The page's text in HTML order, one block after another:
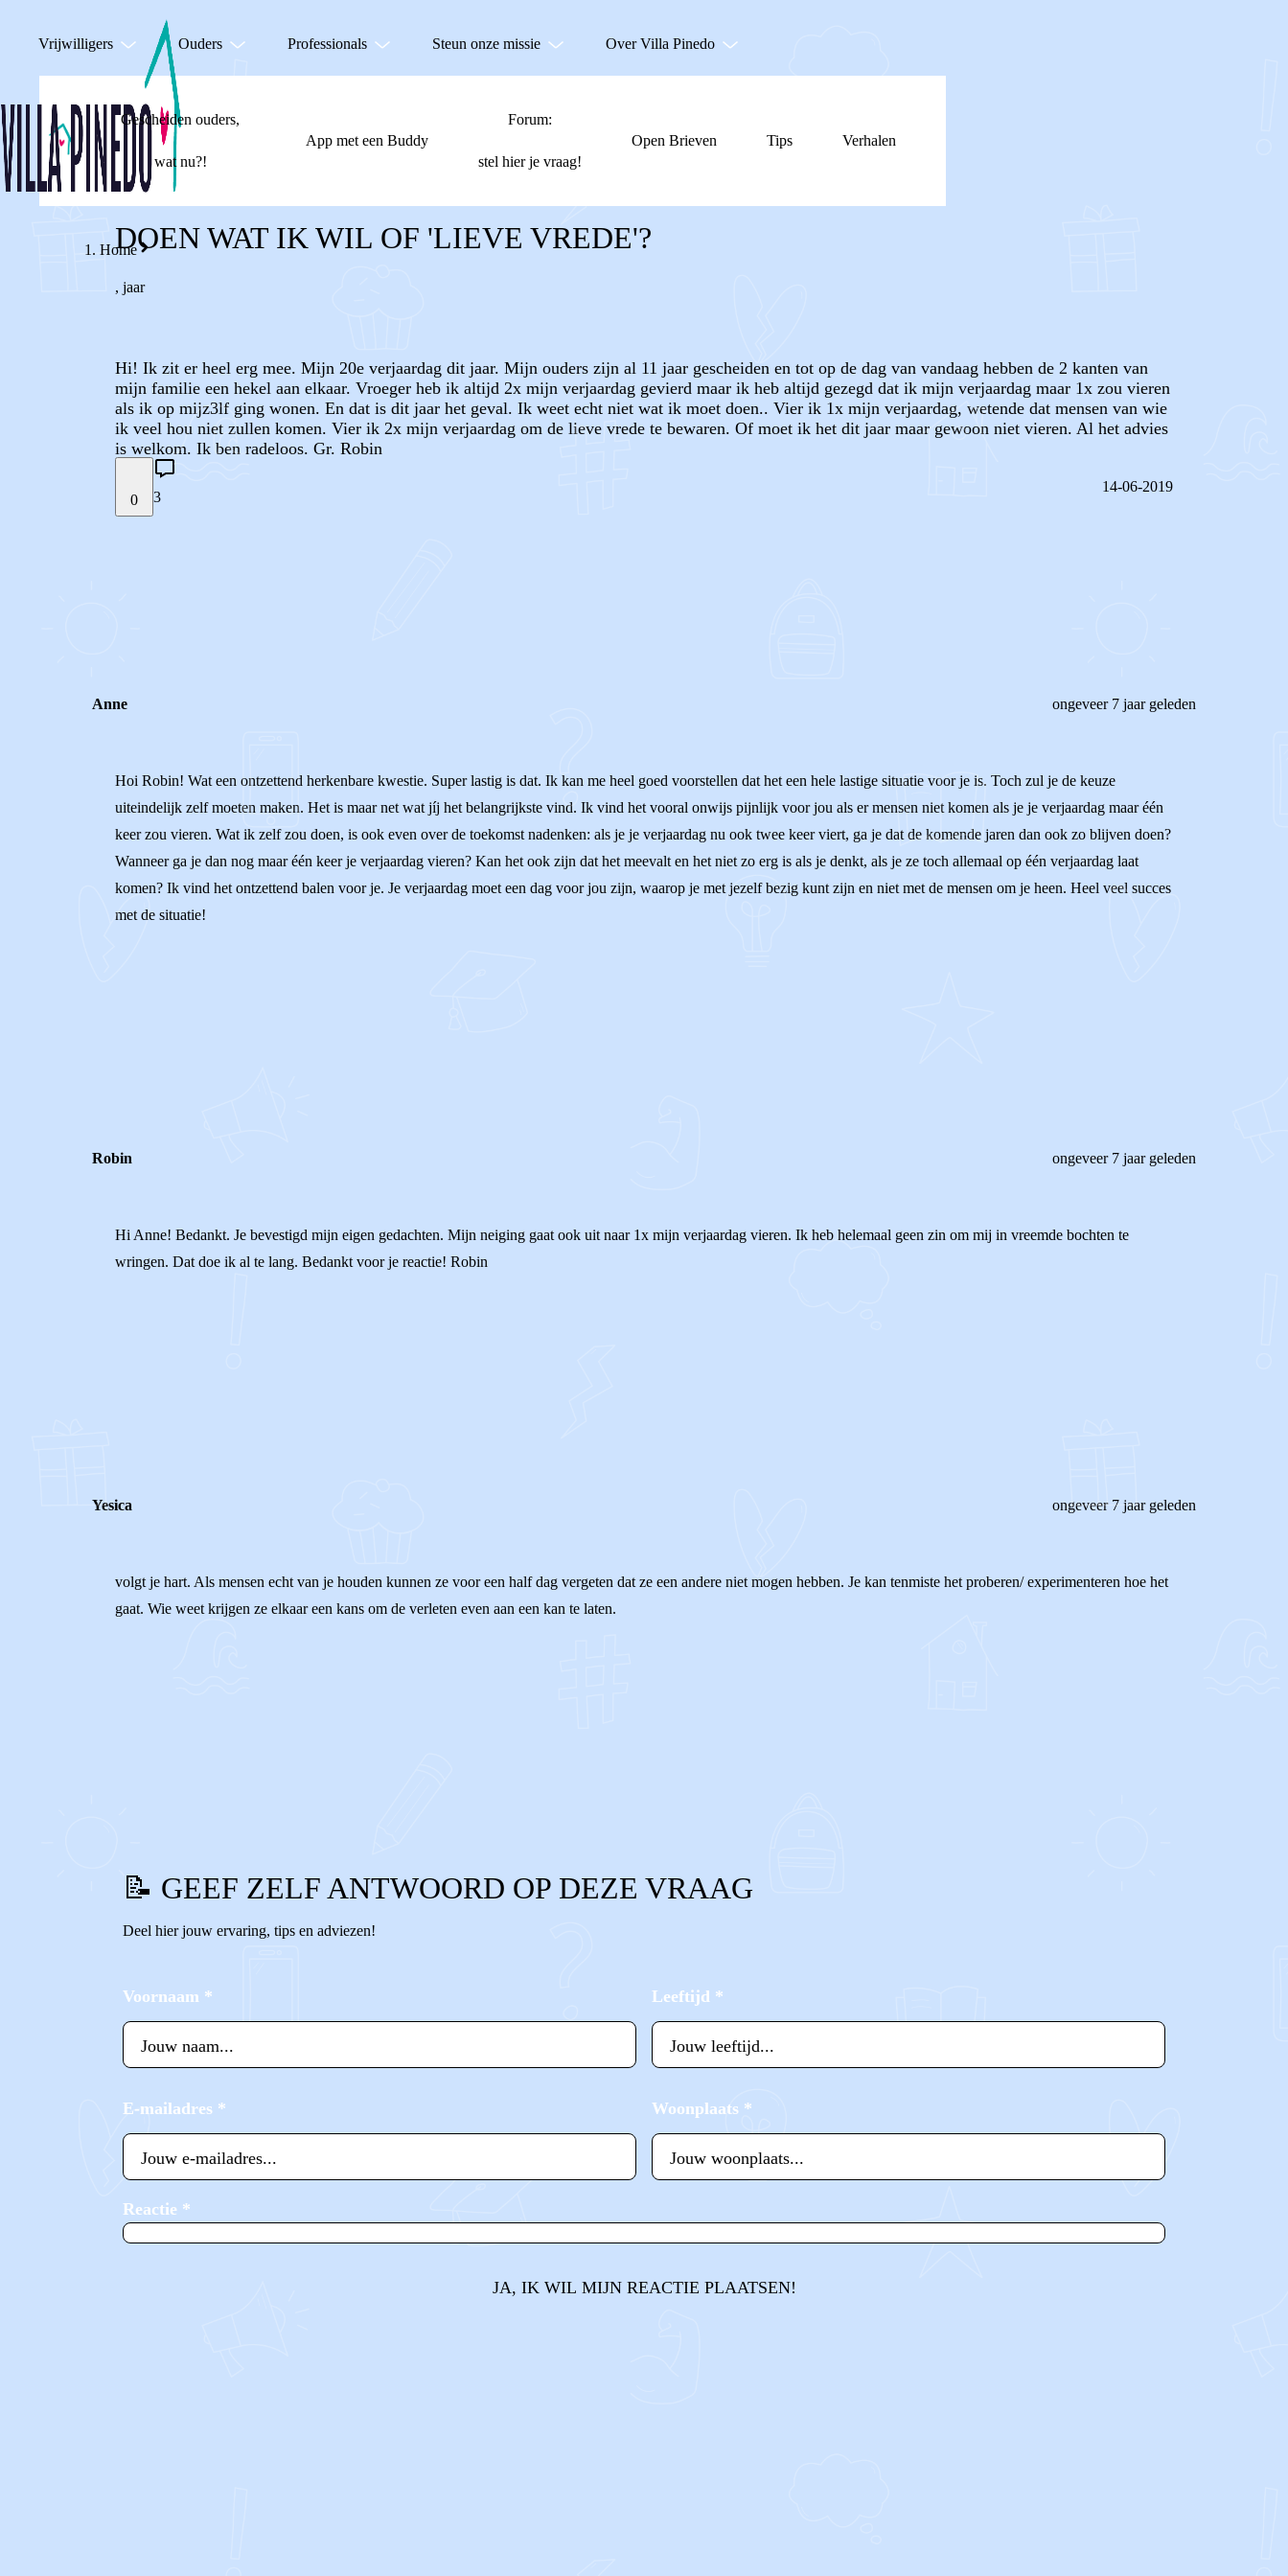
Vrijwilligers Ouders Professionals Steun onze missie Over Villa Pinedo
Gescheiden ouders,
wat nu?!
App met een Buddy
Forum:
stel hier je vraag!
Open Brieven Tips Verhalen
Home
DOEN WAT IK WIL OF 'LIEVE VREDE'?
, jaar
Hi! Ik zit er heel erg mee. Mijn 20e verjaardag dit jaar. Mijn ouders zijn al 11 jaar gescheiden en tot op de dag van vandaag hebben de 2 kanten van
mijn familie een hekel aan elkaar. Vroeger heb ik altijd 2x mijn verjaardag gevierd maar ik heb altijd gezegd dat ik mijn verjaardag maar 1x zou vieren
als ik op mijz3lf ging wonen. En dat is dit jaar het geval. Ik weet echt niet wat ik moet doen.. Vier ik 1x mijn verjaardag, wetende dat mensen van wie
ik veel hou niet zullen komen. Vier ik 2x mijn verjaardag om de lieve vrede te bewaren. Of moet ik het dit jaar maar gewoon niet vieren. Al het advies
is welkom. Ik ben radeloos. Gr. Robin
0 3
14-06-2019
Anne ongeveer 7 jaar geleden
Hoi Robin! Wat een ontzettend herkenbare kwestie. Super lastig is dat. Ik kan me heel goed voorstellen dat het een hele lastige situatie voor je is. Toch zul je de keuze
uiteindelijk zelf moeten maken. Het is maar net wat jíj het belangrijkste vind. Ik vind het vooral onwijs pijnlijk voor jou als er mensen niet komen als je je verjaardag maar één
keer zou vieren. Wat ik zelf zou doen, is ook even over de toekomst nadenken: als je je verjaardag nu ook twee keer viert, ga je dat de komende jaren dan ook zo blijven doen?
Wanneer ga je dan nog maar één keer je verjaardag vieren? Kan het ook zijn dat het meevalt en het niet zo erg is als je denkt, als je ze toch allemaal op één verjaardag laat
komen? Ik vind het ontzettend balen voor je. Je verjaardag moet een dag voor jou zijn, waarop je met jezelf bezig kunt zijn en niet met de mensen om je heen. Heel veel succes
met de situatie!
Robin ongeveer 7 jaar geleden
Hi Anne! Bedankt. Je bevestigd mijn eigen gedachten. Mijn neiging gaat ook uit naar 1x mijn verjaardag vieren. Ik heb helemaal geen zin om mij in vreemde bochten te
wringen. Dat doe ik al te lang. Bedankt voor je reactie! Robin
Yesica ongeveer 7 jaar geleden
volgt je hart. Als mensen echt van je houden kunnen ze voor een half dag vergeten dat ze een andere niet mogen hebben. Je kan tenmiste het proberen/ experimenteren hoe het
gaat. Wie weet krijgen ze elkaar een kans om de verleten even aan een kan te laten.
📝 GEEF ZELF ANTWOORD OP DEZE VRAAG
Deel hier jouw ervaring, tips en adviezen!
Voornaam * Leeftijd *
E-mailadres * Woonplaats *
Reactie *
JA, IK WIL MIJN REACTIE PLAATSEN!